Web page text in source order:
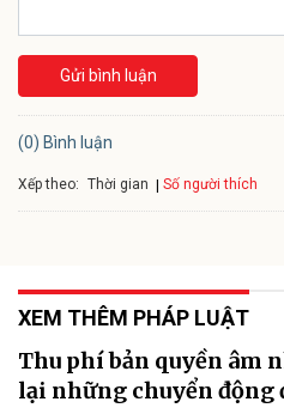
Gửi bình luận
(0) Bình luận
Xếp theo: Thời gian Số người thích
XEM THÊM PHÁP LUẬT
Thu phí bản quyền âm
lại những chuyển động